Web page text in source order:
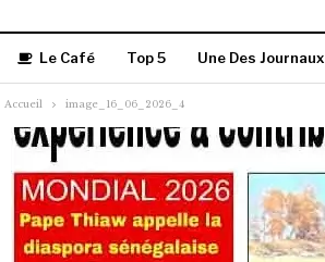
Le Café Top 5 Une Des Journaux
Accueil image_16_06_2026_4